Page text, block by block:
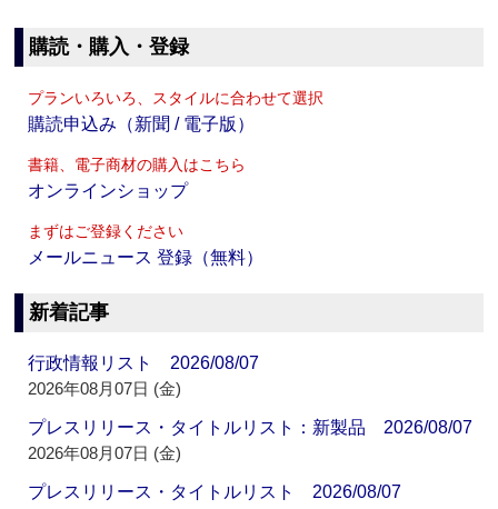
購読・購入・登録
プランいろいろ、スタイルに合わせて選択
購読申込み（新聞 / 電子版）
書籍、電子商材の購入はこちら
オンラインショップ
まずはご登録ください
メールニュース 登録（無料）
新着記事
行政情報リスト 2026/08/07
2026年08月07日 (金)
プレスリリース・タイトルリスト：新製品 2026/08/07
2026年08月07日 (金)
プレスリリース・タイトルリスト 2026/08/07